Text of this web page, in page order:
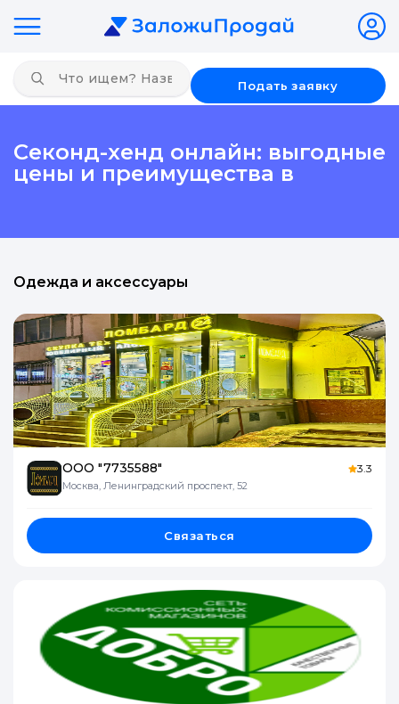
Подать заявку
Секонд-хенд онлайн: выгодные
цены и преимущества в
Одежда и аксессуары
ООО "7735588"
Москва, Ленинградский проспект, 52
3.3
Связаться